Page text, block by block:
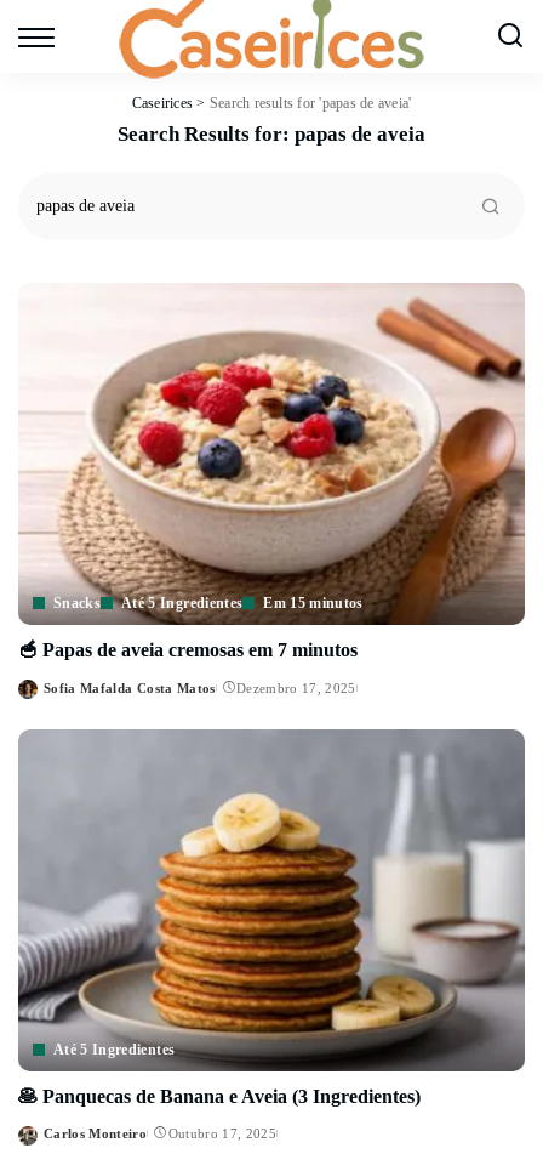
Caseirices > Search results for 'papas de aveia'
Search Results for: papas de aveia
Snacks Até 5 Ingredientes Em 15 minutos
🥣 Papas de aveia cremosas em 7 minutos
Posted
Sofia Mafalda Costa Matos Dezembro 17, 2025
Até 5 Ingredientes
🥞 Panquecas de Banana e Aveia (3 Ingredientes)
Posted
Carlos Monteiro Outubro 17, 2025